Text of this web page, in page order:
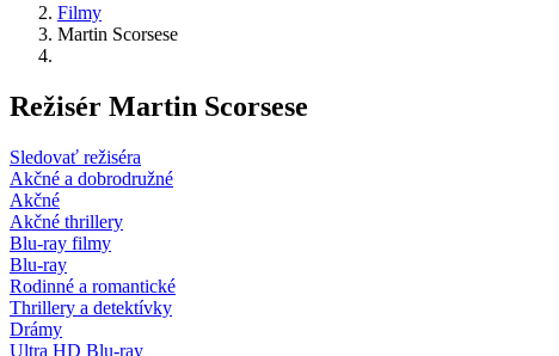
Filmy
Martin Scorsese
Režisér Martin Scorsese
Sledovať režiséra
Akčné a dobrodružné
Akčné
Akčné thrillery
Blu-ray filmy
Blu-ray
Rodinné a romantické
Thrillery a detektívky
Drámy
Ultra HD Blu-ray